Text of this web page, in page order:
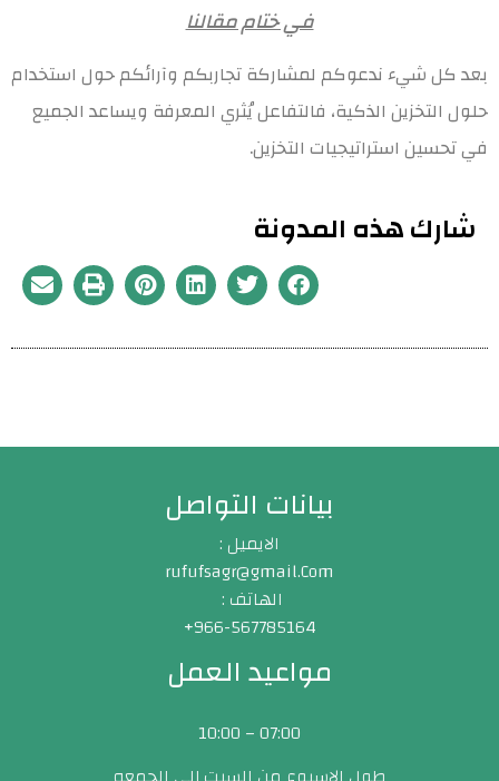
في ختام مقالنا
بعد كل شيء ندعوكم لمشاركة تجاربكم وآرائكم حول استخدام
حلول التخزين الذكية، فالتفاعل يُثري المعرفة ويساعد الجميع
في تحسين استراتيجيات التخزين.
شارك هذه المدونة
بيانات التواصل
الايميل :
rufufsagr@gmail.Com
الهاتف :
966-567785164+
مواعيد العمل
07:00 – 10:00